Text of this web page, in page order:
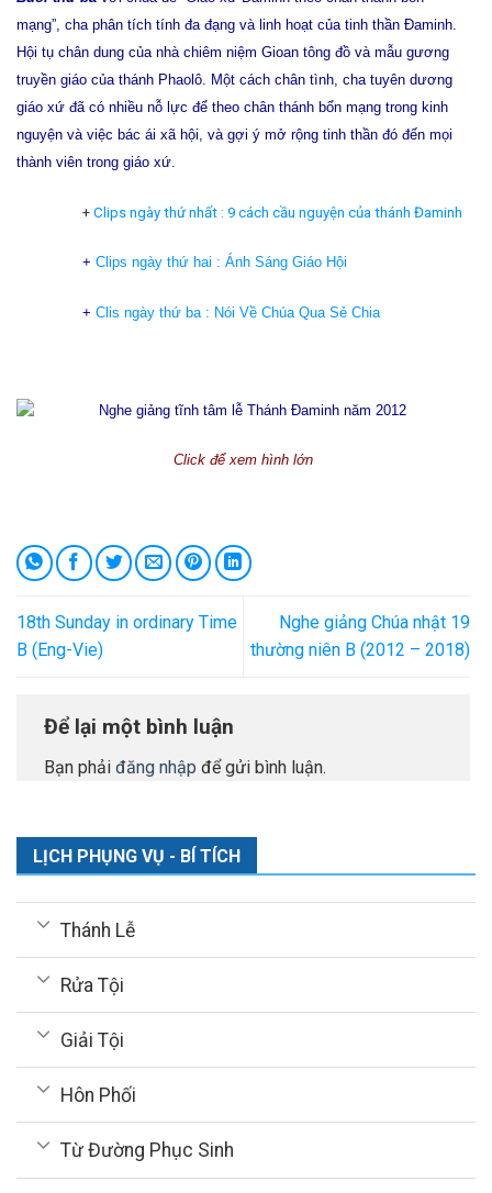
mạng”, cha phân tích tính đa đạng và linh hoạt của tinh thần Đaminh.
Hội tụ chân dung của nhà chiêm niệm Gioan tông đồ và mẫu gương
truyền giáo của thánh Phaolô. Một cách chân tình, cha tuyên dương
giáo xứ đã có nhiều nỗ lực để theo chân thánh bổn mạng trong kinh
nguyện và việc bác ái xã hội, và gợi ý mở rộng tinh thần đó đến mọi
thành viên trong giáo xứ.
+ Clips ngày thứ nhất : 9 cách cầu nguyện của thánh Đaminh
+ Clips ngày thứ hai : Ánh Sáng Giáo Hội
+ Clis ngày thứ ba : Nói Về Chúa Qua Sẻ Chia
Click để xem hình lớn
18th Sunday in ordinary Time
B (Eng-Vie)
Nghe giảng Chúa nhật 19
thường niên B (2012 – 2018)
Để lại một bình luận
Bạn phải đăng nhập để gửi bình luận.
LỊCH PHỤNG VỤ - BÍ TÍCH
Thánh Lễ
Rửa Tội
Giải Tội
Hôn Phối
Từ Đường Phục Sinh